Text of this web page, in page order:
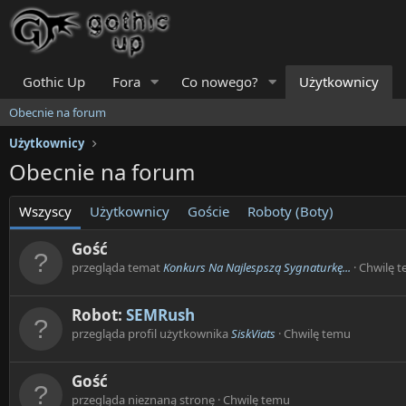
Gothic Up Fora Co nowego? Użytkownicy
Obecnie na forum
Użytkownicy
Obecnie na forum
Wszyscy Użytkownicy Goście Roboty (Boty)
Gość
przegląda tematKonkurs Na Najlespszą Sygnaturkę... Chwilę
Robot: SEMRush
przegląda profil użytkownikaSiskViats Chwilę temu
Gość
przegląda nieznaną stronę Chwilę temu